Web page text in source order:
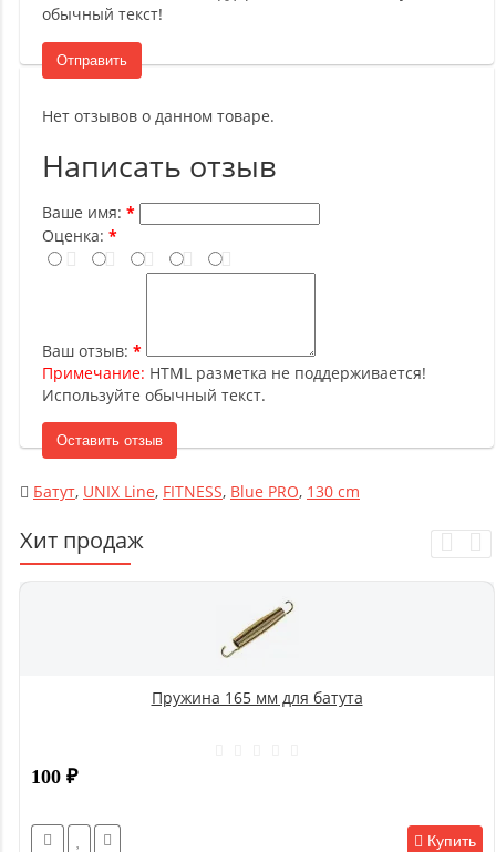
обычный текст!
Отправить
Нет отзывов о данном товаре.
Написать отзыв
Ваше имя:
Оценка:
Ваш отзыв:
Примечание: HTML разметка не поддерживается!
Используйте обычный текст.
Оставить отзыв
Батут, UNIX Line, FITNESS, Blue PRO, 130 cm
Хит продаж
Пружина 165 мм для батута
100 ₽
Купить